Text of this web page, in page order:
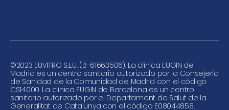
©2023 EUVITRO S.L.U. (B-61663506). La clínica EUGIN de
Madrid es un centro sanitario autorizado por la Consejería
de Sanidad de la Comunidad de Madrid con el código
CS14000. La clínica EUGIN de Barcelona es un centro
sanitario autorizado por el Departament de Salut de la
Generalitat de Catalunya con el código E08044858.